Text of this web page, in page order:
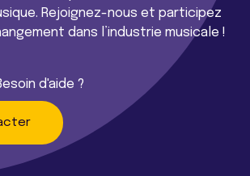
Rejoignez-nous et participez
dans l’industrie musicale !
d'aide ?